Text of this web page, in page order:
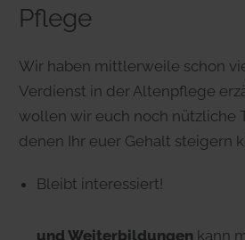
Pflege
Wir haben mittlerweile schon
Verdienst in der Altenpflege
wollen wir euch noch nützliche
denen Ihr euer Gehalt steigern
Bleibt
und Weiterbildungen kann